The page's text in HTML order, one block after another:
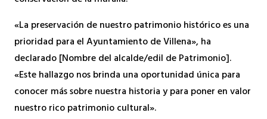
«La preservación de nuestro patrimonio histórico es una
prioridad para el Ayuntamiento de Villena», ha
declarado [Nombre del alcalde/edil de Patrimonio].
«Este hallazgo nos brinda una oportunidad única para
conocer más sobre nuestra historia y para poner en valor
nuestro rico patrimonio cultural».